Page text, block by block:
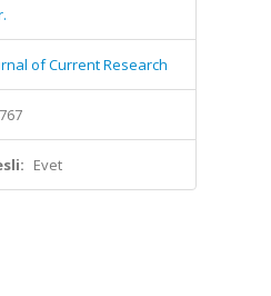
of Current Research
Evet